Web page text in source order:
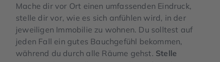
Mache dir vor Ort einen umfassenden Eindruck,
stelle dir vor, wie es sich anfühlen wird, in der
jeweiligen Immobilie zu wohnen. Du solltest auf
jeden Fall ein gutes Bauchgefühl bekommen,
während du durch alle Räume gehst. Stelle